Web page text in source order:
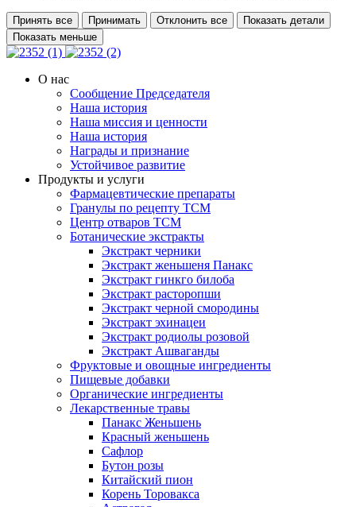
Принять все Принимать Отклонить все
Показать детали
Показать меньше
О нас
Сообщение Председателя
Наша история
Наша миссия и ценности
Наша история
Награды и признание
Устойчивое развитие
Продукты и услуги
Фармацевтические препараты
Гранулы по рецепту TCM
Центр отваров TCM
Ботанические экстракты
Экстракт черники
Экстракт женьшеня Панакс
Экстракт гинкго билоба
Экстракт расторопши
Экстракт черной смородины
Экстракт эхинацеи
Экстракт родиолы розовой
Экстракт Ашваганды
Фруктовые и овощные ингредиенты
Пищевые добавки
Органические ингредиенты
Лекарственные травы
Панакс Женьшень
Красный женьшень
Сафлор
Бутон розы
Китайский пион
Корень Торовакса